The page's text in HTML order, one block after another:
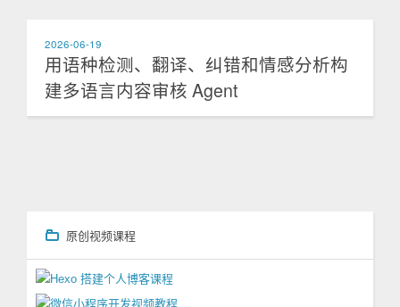
2026-06-19
用语种检测、翻译、纠错和情感分析构
建多语言内容审核 Agent
原创视频课程